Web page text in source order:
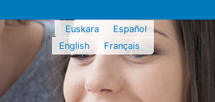
Euskara
Español
English
Français